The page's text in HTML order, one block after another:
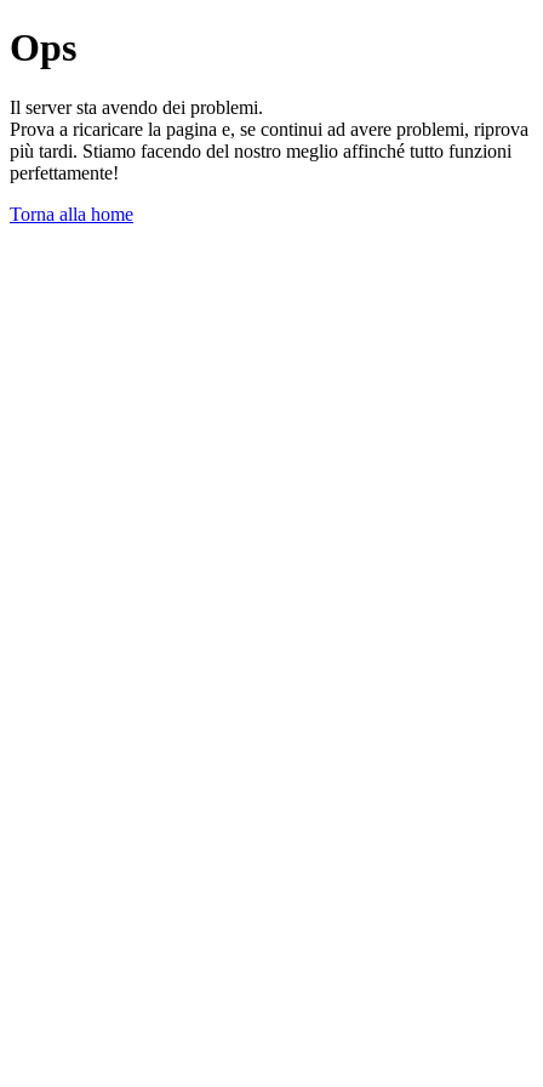
Ops
Il server sta avendo dei problemi.
Prova a ricaricare la pagina e, se continui ad avere problemi, riprova
più tardi. Stiamo facendo del nostro meglio affinché tutto funzioni
perfettamente!
Torna alla home